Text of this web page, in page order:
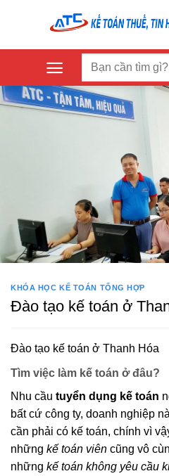
KHÓA HỌC KẾ TOÁN TỔNG HỢP
Đào tạo kế toán ở
Đào tạo kế toán ở Thanh Hóa
Tìm việc làm kế toán ở đâu?
Nhu cầu tuyển dụng kế toán
bất cứ công ty, doanh nghiệp
cần phải có kế toán, chính vì
những kế toán viên cũng vô
những kế toán không yêu cầu